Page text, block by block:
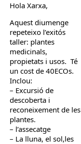
Hola Xarxa,
Aquest diumenge
repeteixo l’exitós
taller: plantes
medicinals,
propietats i usos. Té
un cost de 40ECOs.
Inclou:
– Excursió de
descoberta i
reconeixement de les
plantes.
– l’assecatge
– La lluna, el sol,les